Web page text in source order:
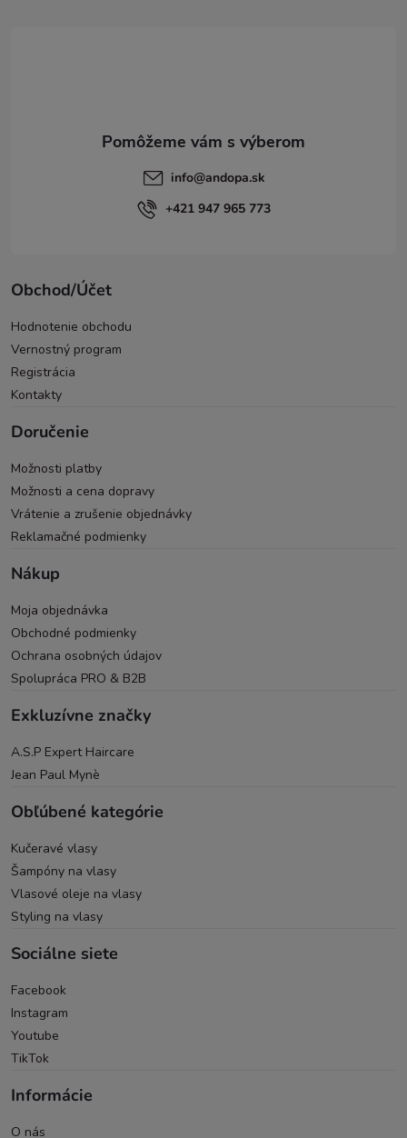
info@andopa.sk
+421 947 965 773
Obchod/Účet
Hodnotenie obchodu
Vernostný program
Registrácia
Kontakty
Doručenie
Možnosti platby
Možnosti a cena dopravy
Vrátenie a zrušenie objednávky
Reklamačné podmienky
Nákup
Moja objednávka
Obchodné podmienky
Ochrana osobných údajov
Spolupráca PRO & B2B
Exkluzívne značky
A.S.P Expert Haircare
Jean Paul Mynè
Obľúbené kategórie
Kučeravé vlasy
Šampóny na vlasy
Vlasové oleje na vlasy
Styling na vlasy
Sociálne siete
Facebook
Instagram
Youtube
TikTok
Informácie
O nás